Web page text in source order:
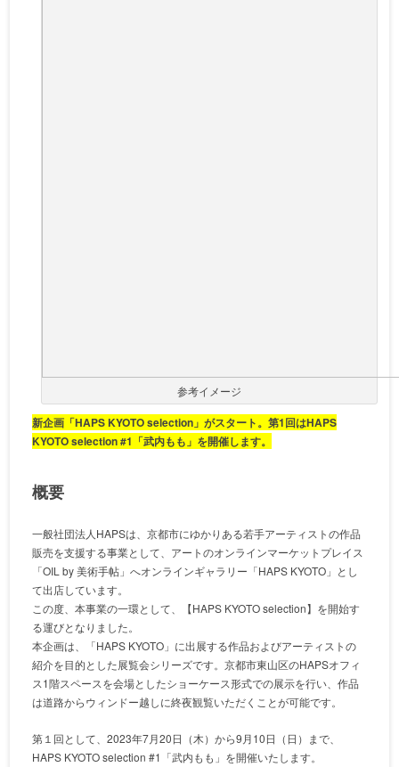
参考イメージ
新企画「HAPS KYOTO selection」がスタート。第1回はHAPS
KYOTO selection #1「武内もも」を開催します。
概要
一般社団法人HAPSは、京都市にゆかりある若手アーティストの作品
販売を支援する事業として、アートのオンラインマーケットプレイス
「OIL by 美術手帖」へオンラインギャラリー「HAPS KYOTO」とし
て出店しています。
この度、本事業の一環として、【HAPS KYOTO selection】を開始す
る運びとなりました。
本企画は、「HAPS KYOTO」に出展する作品およびアーティストの
紹介を目的とした展覧会シリーズです。京都市東山区のHAPSオフィ
ス1階スペースを会場としたショーケース形式での展示を行い、作品
は道路からウィンドー越しに終夜観覧いただくことが可能です。
第１回として、2023年7月20日（木）から9月10日（日）まで、
HAPS KYOTO selection #1「武内もも」を開催いたします。